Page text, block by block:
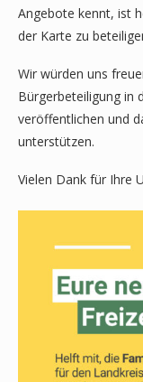
Angebote kennt, ist
der Karte zu
Wir würden uns
Bürgerbeteiligung in
veröffentlichen und
unterstützen.
Vielen Dank für Ihre